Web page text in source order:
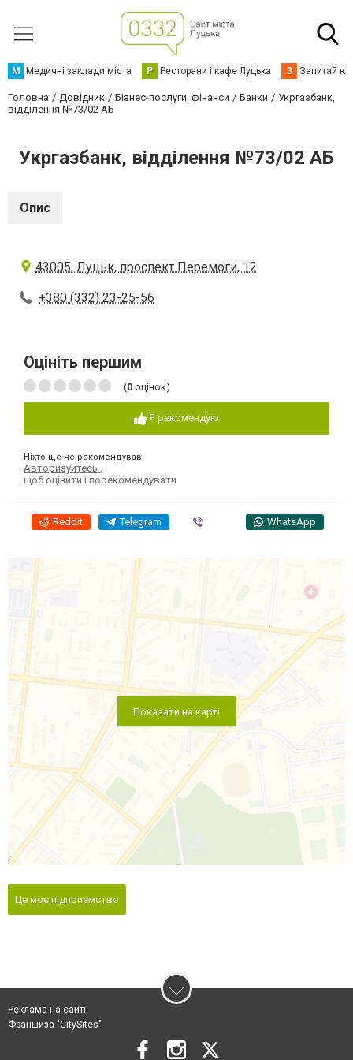
М Медичні заклади міста Р Ресторани і кафе Луцька З Запитай
Головна Довідник Бізнес-послуги, фінанси Банки
Укргазбанк,
відділення №73/02 АБ
Укргазбанк, відділення №73/02 АБ
Опис
43005, Луцьк, проспект Перемоги, 12
+380 (332) 23-25-56
Оцініть першим
(0 оцінок)
Я рекомендую
Ніхто ще не рекомендував
Авторизуйтесь
щоб оцінити і порекомендувати
Reddit Telegram WhatsApp
Показати на карті
Це моє підприємство
Реклама на сайті
Франшиза "CitySites"